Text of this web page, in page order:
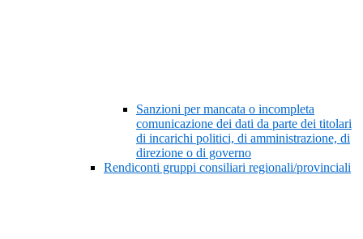
Sanzioni per mancata o incompleta
comunicazione dei dati da parte dei titolari
di incarichi politici, di amministrazione, di
direzione o di governo
Rendiconti gruppi consiliari regionali/provinciali